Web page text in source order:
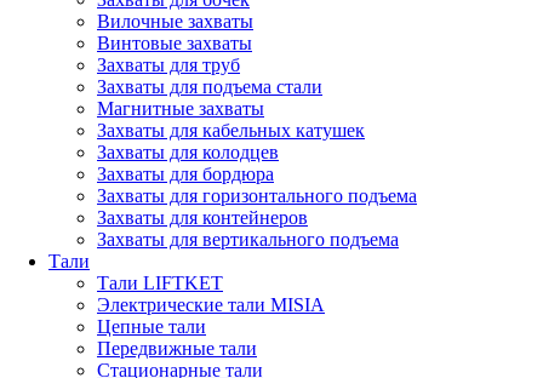
Вилочные захваты
Винтовые захваты
Захваты для труб
Захваты для подъема стали
Магнитные захваты
Захваты для кабельных катушек
Захваты для колодцев
Захваты для бордюра
Захваты для горизонтального подъема
Захваты для контейнеров
Захваты для вертикального подъема
Тали
Тали LIFTKET
Электрические тали MISIA
Цепные тали
Передвижные тали
Стационарные тали